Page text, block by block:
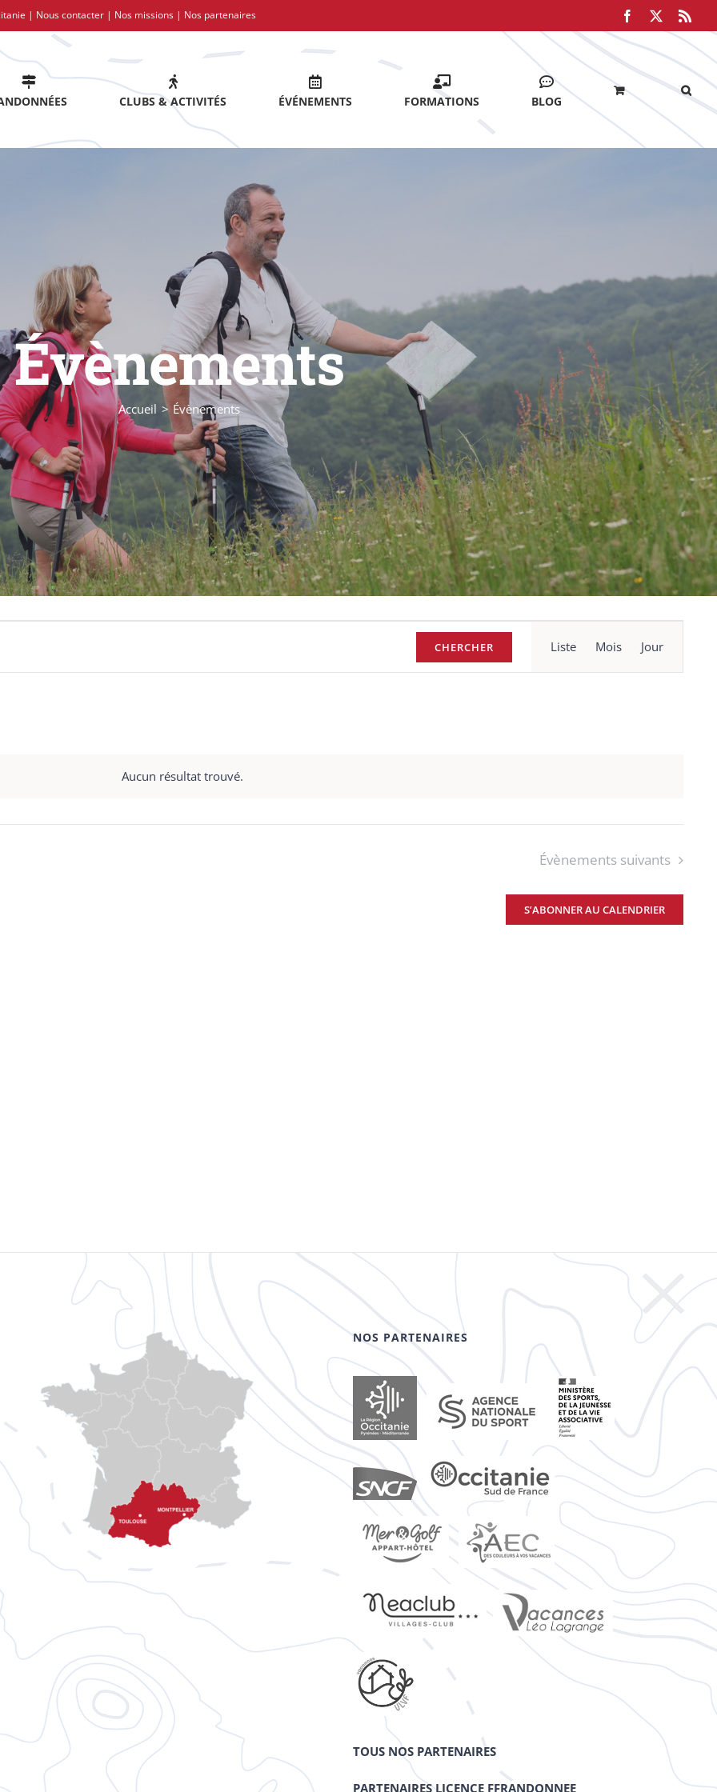
| Nous contacter | Nos missions | Nos partenaires Facebook
CLUBS & ACTIVITÉS ÉVÉNEMENTS FORMATIONS BLOG
Évènements
Accueil Évènements
Notice
Aucun résultat trouvé.
CHERCHER
de
Liste Mois Jour
Évènements suivants
S’ABONNER AU CALENDRIER
NOS PARTENAIRES
TOUS NOS PARTENAIRES
PARTENAIRES LICENCE FFRANDONNEE